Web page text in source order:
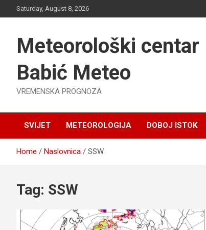
to
Saturday, August 8, 2026
Meteorološki centar
Babić Meteo
VREMENSKA PROGNOZA
SVIJET METEOROLOGIJA DOBOJ ISTOK
Home Naslovnica SSW
Tag: SSW